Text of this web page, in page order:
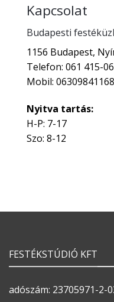
Kapcsolat
Budapesti
1156 Budapest,
Telefon: 061 415-
Mobil: 06309841168
Nyitva tartás:
H-P: 7-17
Szo: 8-12
FESTÉKSTÚDIÓ KFT
adószám: 23705971-2-